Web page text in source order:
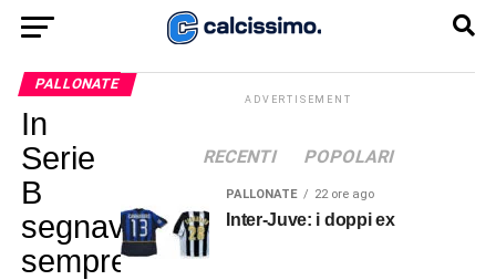
PALLONATE
In
Serie
B
segnavano
sempre
ADVERTISEMENT
RECENTI POPOLARI
PALLONATE 22 ore ago
Inter-Juve: i doppi ex